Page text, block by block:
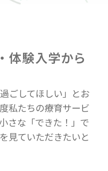
体験入学から
ごしてほしい」とお
私たちの療育サービ
さな「できた！」で
見ていただきたいと